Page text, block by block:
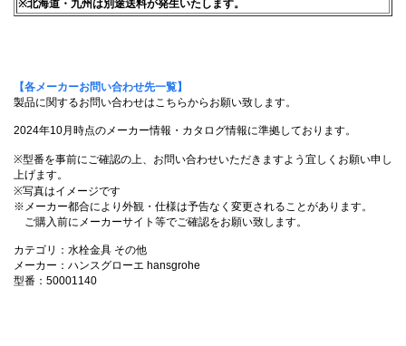
※北海道・九州は別途送料が発生いたします。
【各メーカーお問い合わせ先一覧】
製品に関するお問い合わせはこちらからお願い致します。
2024年10月時点のメーカー情報・カタログ情報に準拠しております。
※型番を事前にご確認の上、お問い合わせいただきますよう宜しくお願い申し
上げます。
※写真はイメージです
※メーカー都合により外観・仕様は予告なく変更されることがあります。
ご購入前にメーカーサイト等でご確認をお願い致します。
カテゴリ：水栓金具 その他
メーカー：ハンスグローエ hansgrohe
型番：50001140